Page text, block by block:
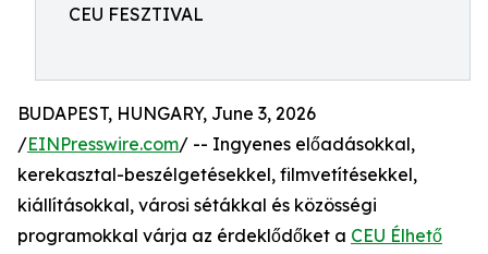
CEU FESZTIVAL
BUDAPEST, HUNGARY, June 3, 2026
/EINPresswire.com/ -- Ingyenes előadásokkal,
kerekasztal-beszélgetésekkel, filmvetítésekkel,
kiállításokkal, városi sétákkal és közösségi
programokkal várja az érdeklődőket a CEU Élhető